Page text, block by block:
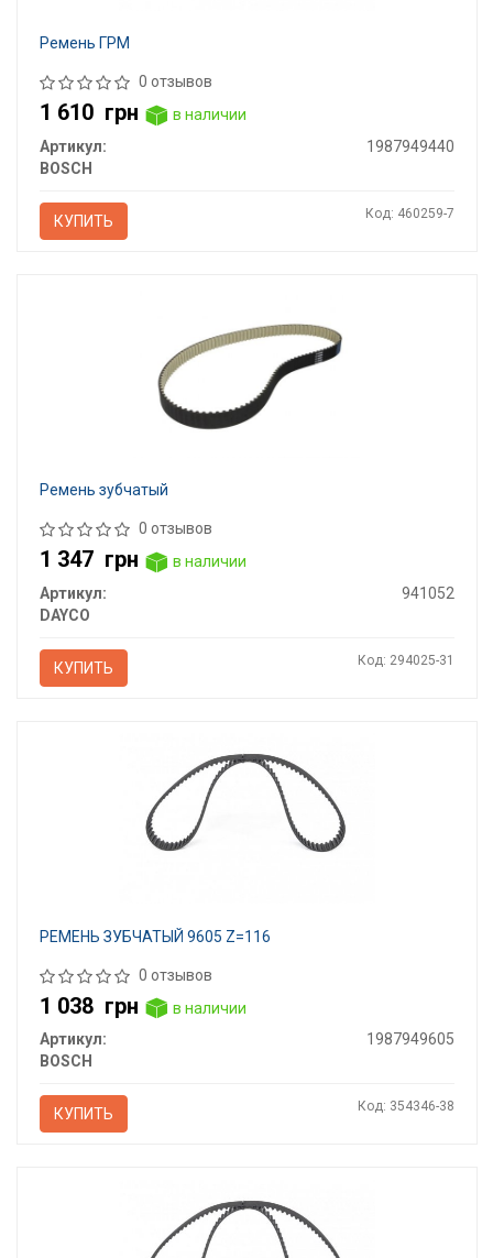
Ремень ГРМ
0 отзывов
1 610 грн
в наличии
Артикул:
1987949440
BOSCH
КУПИТЬ Код: 460259-7
Ремень зубчатый
0 отзывов
1 347 грн
в наличии
Артикул:
941052
DAYCO
КУПИТЬ Код: 294025-31
РЕМЕНЬ ЗУБЧАТЫЙ 9605 Z=116
0 отзывов
1 038 грн
в наличии
Артикул:
1987949605
BOSCH
КУПИТЬ Код: 354346-38